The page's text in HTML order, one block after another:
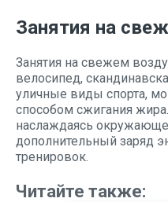
Занятия на
Занятия на свежем
велосипед,
уличные виды спорта,
способом сжигания
наслаждаясь
дополнительный заряд
тренировок.
Читайте также: